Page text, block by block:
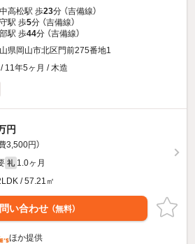
高松駅 歩23分 （吉備線）
駅 歩5分 （吉備線）
駅 歩44分 （吉備線）
県岡山市北区門前275番地1
11年5ヶ月 / 木造
円
3,500円）
礼 1.0ヶ月
/ 57.21㎡
い合わせ （無料）
ほか提供